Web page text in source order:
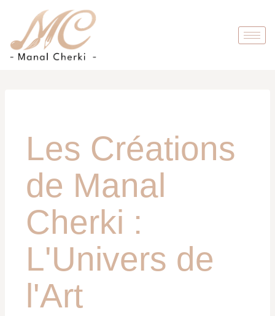
Les Créations
de Manal
Cherki :
L'Univers de
l'Art